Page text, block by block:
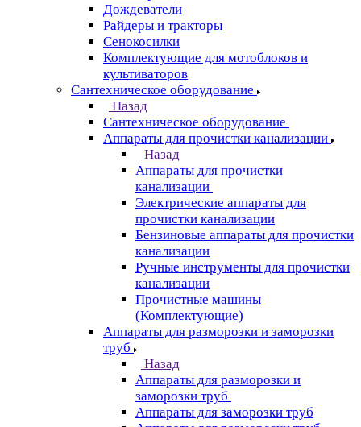
Дождеватели
Райдеры и тракторы
Сенокосилки
Комплектующие для мотоблоков и
культиваторов
Сантехническое оборудование
Назад
Сантехническое оборудование
Аппараты для прочистки канализации
Назад
Аппараты для прочистки
канализации
Электрические аппараты для
прочистки канализации
Бензиновые аппараты для прочистки
канализации
Ручные инструменты для прочистки
канализации
Прочистные машины
(Комплектующие)
Аппараты для разморозки и заморозки
труб
Назад
Аппараты для разморозки и
заморозки труб
Аппараты для заморозки труб